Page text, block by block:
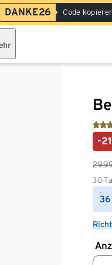
DANKE26 Code
-
30-
36